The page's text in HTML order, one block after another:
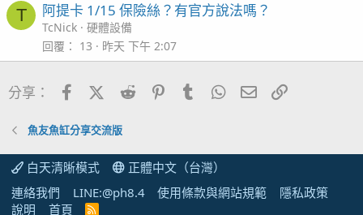
T 阿提卡 1/15 保險絲？有官方說法嗎？
TcNick
硬體設備
回覆
13 昨天 下午 2:07
分享： FacebookX (Twitter)
Reddit PinterestTumblrWhatsApp電子郵件
魚友魚缸分享交流版
白天清晰模式
正體中文（台灣）
連絡我們
LINE:@ph8.4 使用條款與網站規範
隱私政策
說明
首頁 R